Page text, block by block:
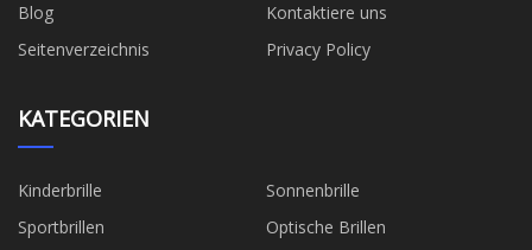
Blog
Kontaktiere uns
Seitenverzeichnis
Privacy Policy
KATEGORIEN
Kinderbrille
Sonnenbrille
Sportbrillen
Optische Brillen